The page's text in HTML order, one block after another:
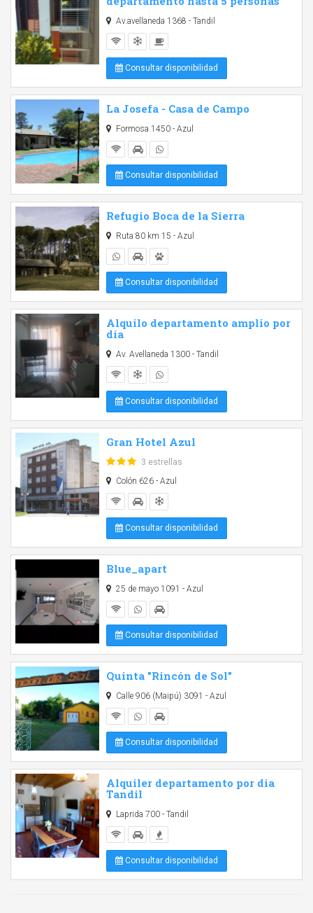
Av.avellaneda 1368 - Tandil
Consultar disponibilidad
La Josefa - Casa de Campo
Formosa 1450 - Azul
Consultar disponibilidad
Refugio Boca de la Sierra
Ruta 80 km 15 - Azul
Consultar disponibilidad
Alquilo departamento amplio por
día
Av. Avellaneda 1300 - Tandil
Consultar disponibilidad
Gran Hotel Azul
3 estrellas
Colón 626 - Azul
Consultar disponibilidad
Blue_apart
25 de mayo 1091 - Azul
Consultar disponibilidad
Quinta "Rincón de Sol"
Calle 906 (Maipú) 3091 - Azul
Consultar disponibilidad
Alquiler departamento por dia
Tandil
Laprida 700 - Tandil
Consultar disponibilidad